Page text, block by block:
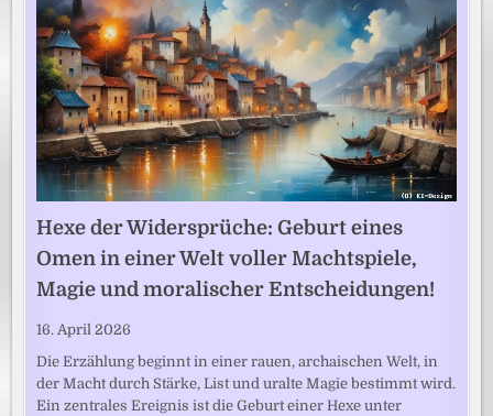
Hexe der Widersprüche: Geburt eines
Omen in einer Welt voller Machtspiele,
Magie und moralischer Entscheidungen!
16. April 2026
Die Erzählung beginnt in einer rauen, archaischen Welt, in
der Macht durch Stärke, List und uralte Magie bestimmt wird.
Ein zentrales Ereignis ist die Geburt einer Hexe unter